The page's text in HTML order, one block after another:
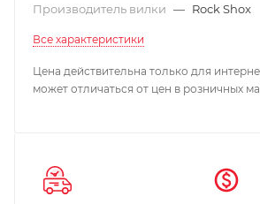
Производитель вилки — Rock Shox
Все характеристики
Цена действительна только для
может отличаться от цен в розничных